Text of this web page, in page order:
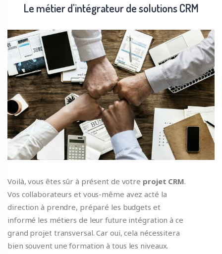
Le métier d'intégrateur de solutions CRM
Voilà, vous êtes sûr à présent de votre projet CRM.
Vos collaborateurs et vous-même avez acté la
direction à prendre, préparé les budgets et
informé les métiers de leur future intégration à ce
grand projet transversal. Car oui, cela nécessitera
bien souvent une formation à tous les niveaux.